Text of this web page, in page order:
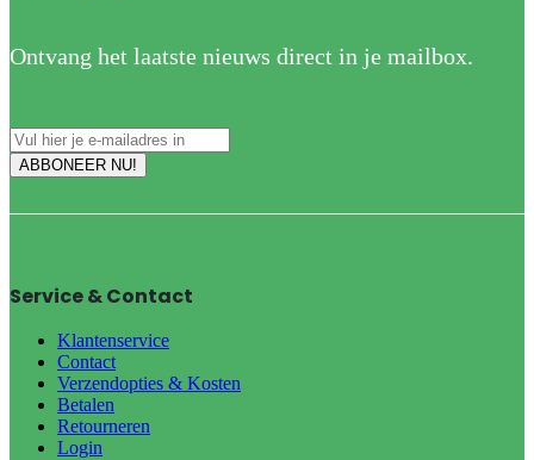
Ontvang het laatste nieuws direct in je mailbox.
Service & Contact
Klantenservice
Contact
Verzendopties & Kosten
Betalen
Retourneren
Login